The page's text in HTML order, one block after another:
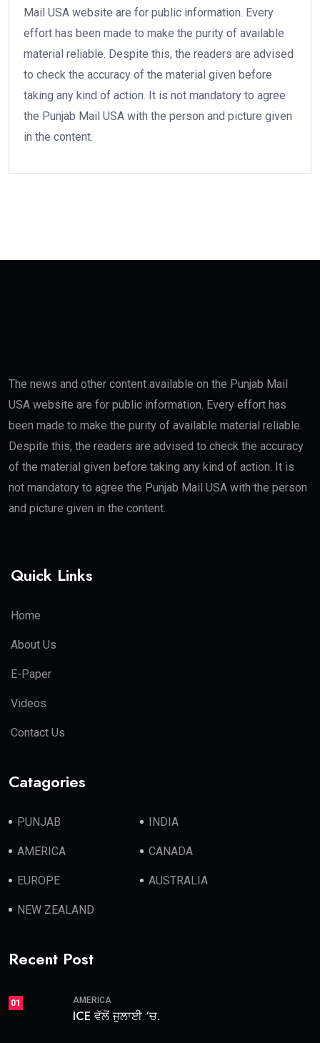
Mail USA website are for public information. Every
effort has been made to make the purity of available
material reliable. Despite this, the readers are advised
to check the accuracy of the material given before
taking any kind of action. It is not mandatory to agree
the Punjab Mail USA with the person and picture given
in the content.
The news and other content available on the Punjab Mail
USA website are for public information. Every effort has
been made to make the purity of available material reliable.
Despite this, the readers are advised to check the accuracy
of the material given before taking any kind of action. It is
not mandatory to agree the Punjab Mail USA with the person
and picture given in the content.
Quick Links
Home
About Us
E-Paper
Videos
Contact Us
Catagories
PUNJAB INDIA
AMERICA CANADA
EUROPE AUSTRALIA
NEW ZEALAND
Recent Post
01 AMERICA
ICE ਵੱਲੋਂ ਜੁਲਾਈ ‘ਚ.